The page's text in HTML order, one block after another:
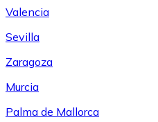
Valencia
Sevilla
Zaragoza
Murcia
Palma de Mallorca